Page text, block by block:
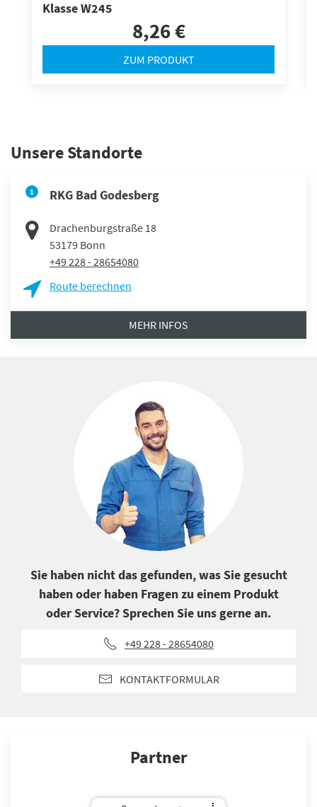
Klasse W245
8,26 €
ZUM PRODUKT
Unsere Standorte
1 RKG Bad Godesberg
Drachenburgstraße 18
53179 Bonn
+49 228 - 28654080
Route berechnen
MEHR INFOS
Sie haben nicht das gefunden, was Sie gesucht
haben oder haben Fragen zu einem Produkt
oder Service? Sprechen Sie uns gerne an.
+49 228 - 28654080
KONTAKTFORMULAR
Partner